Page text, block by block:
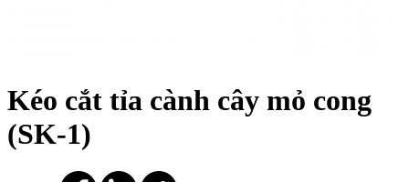
Kéo cắt tỉa cành cây mỏ cong
(SK-1)